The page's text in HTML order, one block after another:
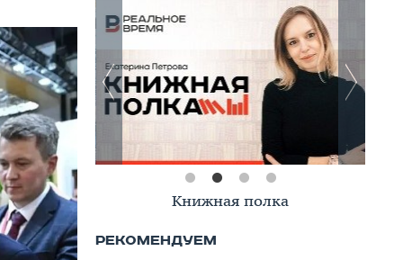
Книжная полка